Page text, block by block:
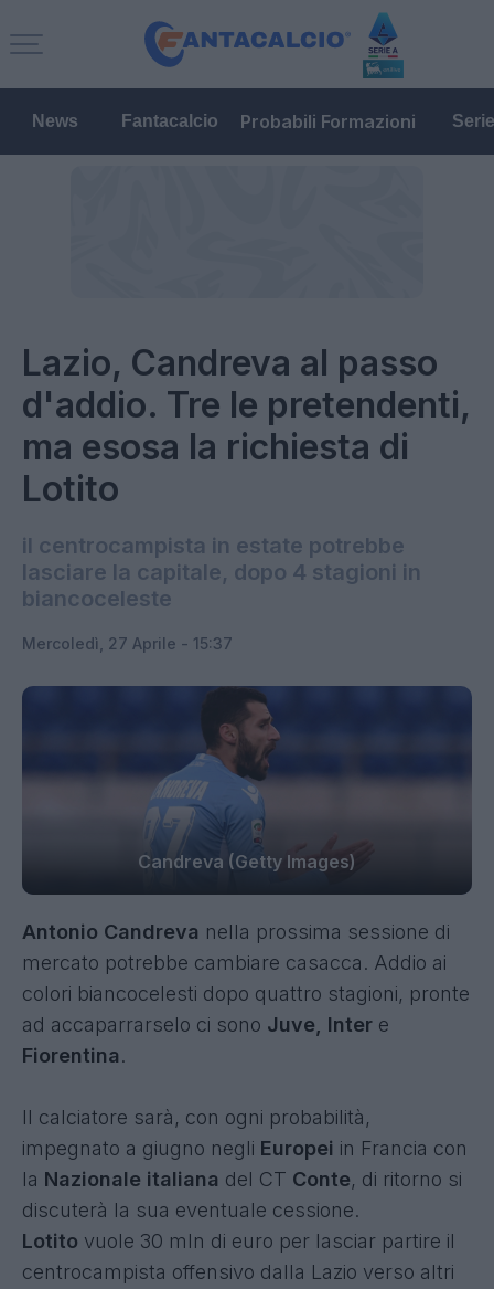
News Fantacalcio Probabili Formazioni
Lazio, Candreva al passo
d'addio. Tre le pretendenti,
ma esosa la richiesta di
Lotito
il centrocampista in estate potrebbe
lasciare la capitale, dopo 4 stagioni in
biancoceleste
Mercoledì, 27 Aprile - 15:37
Candreva (Getty Images)
Antonio Candreva nella prossima sessione di
mercato potrebbe cambiare casacca. Addio ai
colori biancocelesti dopo quattro stagioni, pronte
ad accaparrarselo ci sono Juve, Inter e
Fiorentina.
Il calciatore sarà, con ogni probabilità,
impegnato a giugno negli Europei in Francia con
la Nazionale italiana del CT Conte, di ritorno si
discuterà la sua eventuale cessione.
Lotito vuole 30 mln di euro per lasciar partire il
centrocampista offensivo dalla Lazio verso altri